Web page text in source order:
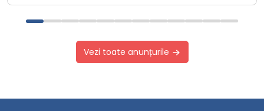
Vezi toate anunțurile